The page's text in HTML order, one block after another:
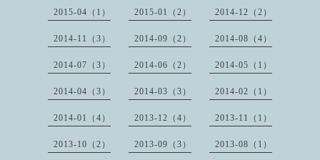
2015-04（1） 2015-01（2） 2014-12（2）
2014-11（3） 2014-09（2） 2014-08（4）
2014-07（3） 2014-06（2） 2014-05（1）
2014-04（3） 2014-03（3） 2014-02（1）
2014-01（4） 2013-12（4） 2013-11（1）
2013-10（2） 2013-09（3） 2013-08（1）